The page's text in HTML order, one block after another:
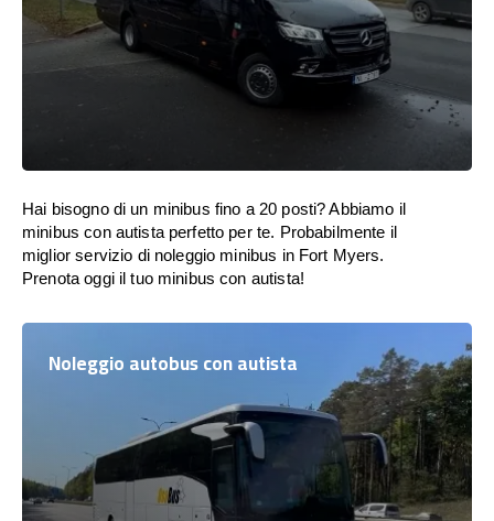
Hai bisogno di un minibus fino a 20 posti? Abbiamo il
minibus con autista perfetto per te. Probabilmente il
miglior servizio di noleggio minibus in Fort Myers.
Prenota oggi il tuo minibus con autista!
Noleggio autobus con autista